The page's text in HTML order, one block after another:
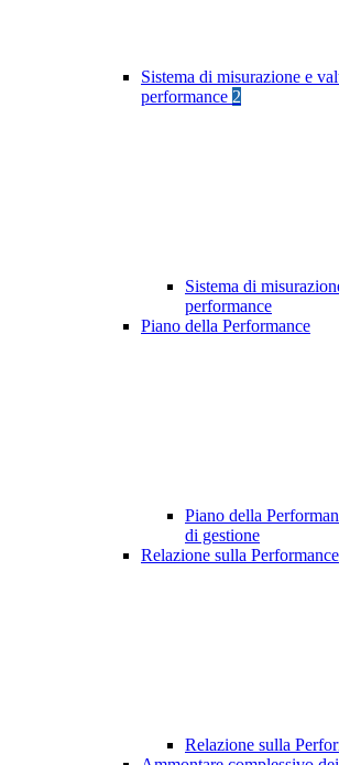
Sistema di misurazione e
performance 2
Sistema di
performance
Piano della Performance
Piano della
di gestione
Relazione sulla Performance
Relazione sulla